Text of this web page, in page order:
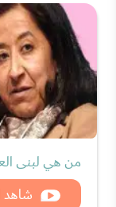
من هي لبنى
شاهد